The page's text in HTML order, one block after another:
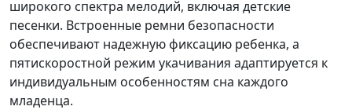
широкого спектра мелодий, включая детские
песенки. Встроенные ремни безопасности
обеспечивают надежную фиксацию ребенка, а
пятискоростной режим укачивания адаптируется к
индивидуальным особенностям сна каждого
младенца.